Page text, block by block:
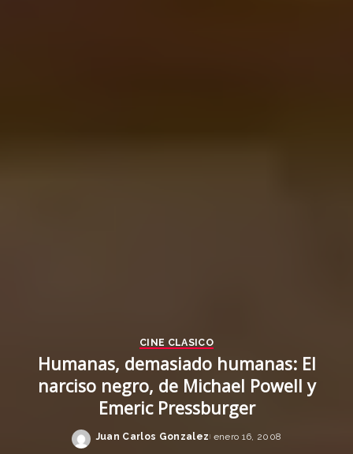
CINE CLASICO
Humanas, demasiado humanas: El
narciso negro, de Michael Powell y
Emeric Pressburger
Posted
Juan Carlos Gonzalez enero 16, 2008